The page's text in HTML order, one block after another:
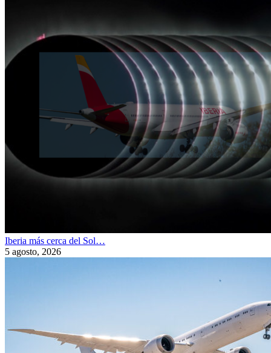
Iberia más cerca del Sol…
5 agosto, 2026